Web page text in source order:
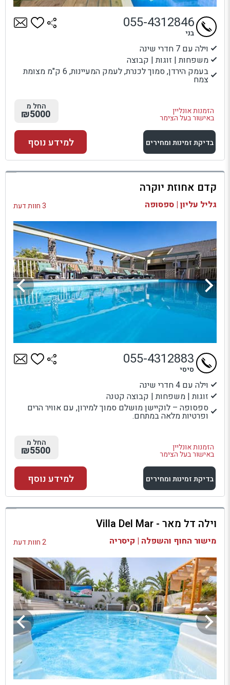
וילה עם 7 חדרי שינה
משפחות | זוגות | קבוצה
בעמק הירדן, סמוך לכנרת, לעמק המעיינות, 6 ק"מ מצומת
צמח
הזמנות אונליין
באישור בעל הצימר
055-4312846
בני
החל מ
₪5000
בדיקת זמינות ומחירים
למתחם זה
בדיקת זמינות ומחירים
למידע נוסף
קדם אחוזת יוקרה
גליל עליון | ספסופה 3 חוות דעת
וילה עם 4 חדרי שינה
זוגות | משפחות | קבוצה קטנה
ספסופה – לוקיישן מושלם סמוך למירון, עם אוויר הרים
ופרטיות מלאה במתחם.
הזמנות אונליין
באישור בעל הצימר
055-4312883
סיסי
החל מ
₪5500
בדיקת זמינות ומחירים
למתחם זה
בדיקת זמינות ומחירים
למידע נוסף
וילה דל מאר - Villa Del Mar
מישור החוף והשפלה | קיסריה 2 חוות דעת